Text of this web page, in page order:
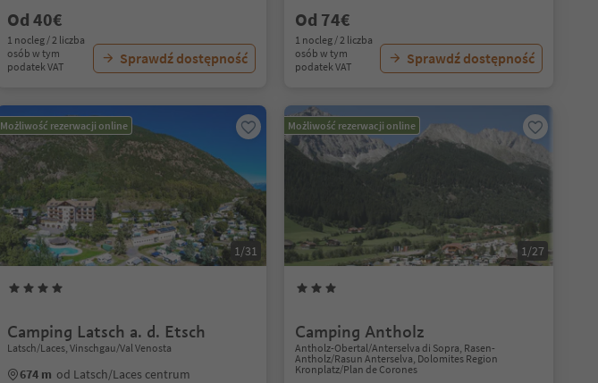
Od 40€
1 nocleg / 2 liczba
osób w tym
podatek VAT
Sprawdź dostępność
Od 74€
1 nocleg / 2 liczba
osób w tym
podatek VAT
Sprawdź dostępność
Możliwość rezerwacji online
1/31
Camping Latsch a. d. Etsch
Latsch/Laces, Vinschgau/Val Venosta
674 m od Latsch/Laces centrum
Możliwość rezerwacji online
1/27
Camping Antholz
Antholz-Obertal/Anterselva di Sopra, Rasen-
Antholz/Rasun Anterselva, Dolomites Region
Kronplatz/Plan de Corones